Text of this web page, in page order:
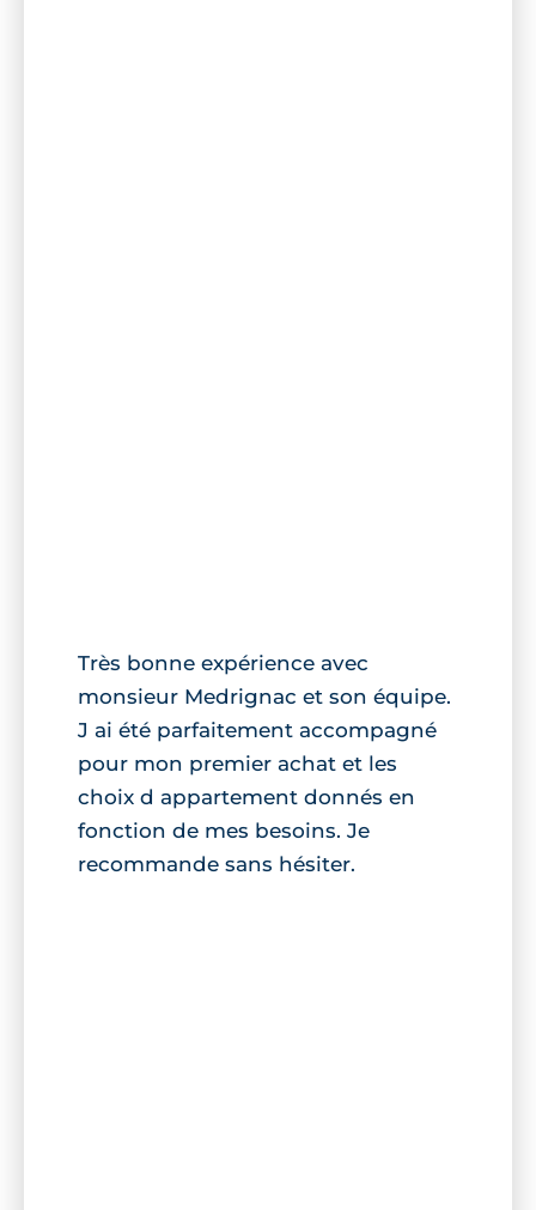
Très bonne expérience avec
monsieur Medrignac et son équipe.
J ai été parfaitement accompagné
pour mon premier achat et les
choix d appartement donnés en
fonction de mes besoins. Je
recommande sans hésiter.